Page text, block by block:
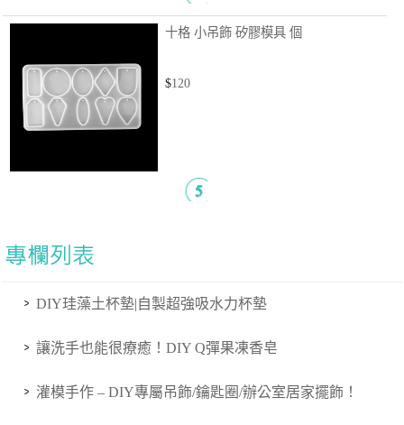
十格 小吊飾 矽膠模具 個
$120
DIY珪藻土杯墊|自製超強吸水力杯墊
讓洗手也能很療癒！DIY Q彈果凍香皂
灌模手作 – DIY專屬吊飾/鑰匙圈/辦公室居家擺飾！